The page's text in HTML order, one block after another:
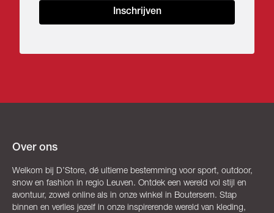
Inschrijven
Over ons
Welkom bij D’Store, dé ultieme bestemming voor sport, outdoor,
snow en fashion in regio Leuven. Ontdek een wereld vol stijl en
avontuur, zowel online als in onze winkel in Boutersem. Stap
binnen en verlies jezelf in onze inspirerende wereld van kleding,